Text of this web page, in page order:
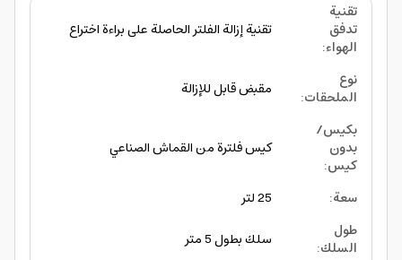
تقنية
تدفق
الهواء:
تقنية إزالة الفلتر الحاصلة على براءة اختراع
نوع
الملحقات:
مقبض قابل للإزالة
بكيس/
بدون
كيس:
كيس فلترة من القماش الصناعي
سعة:
25 لتر
طول
السلك:
سلك بطول 5 متر